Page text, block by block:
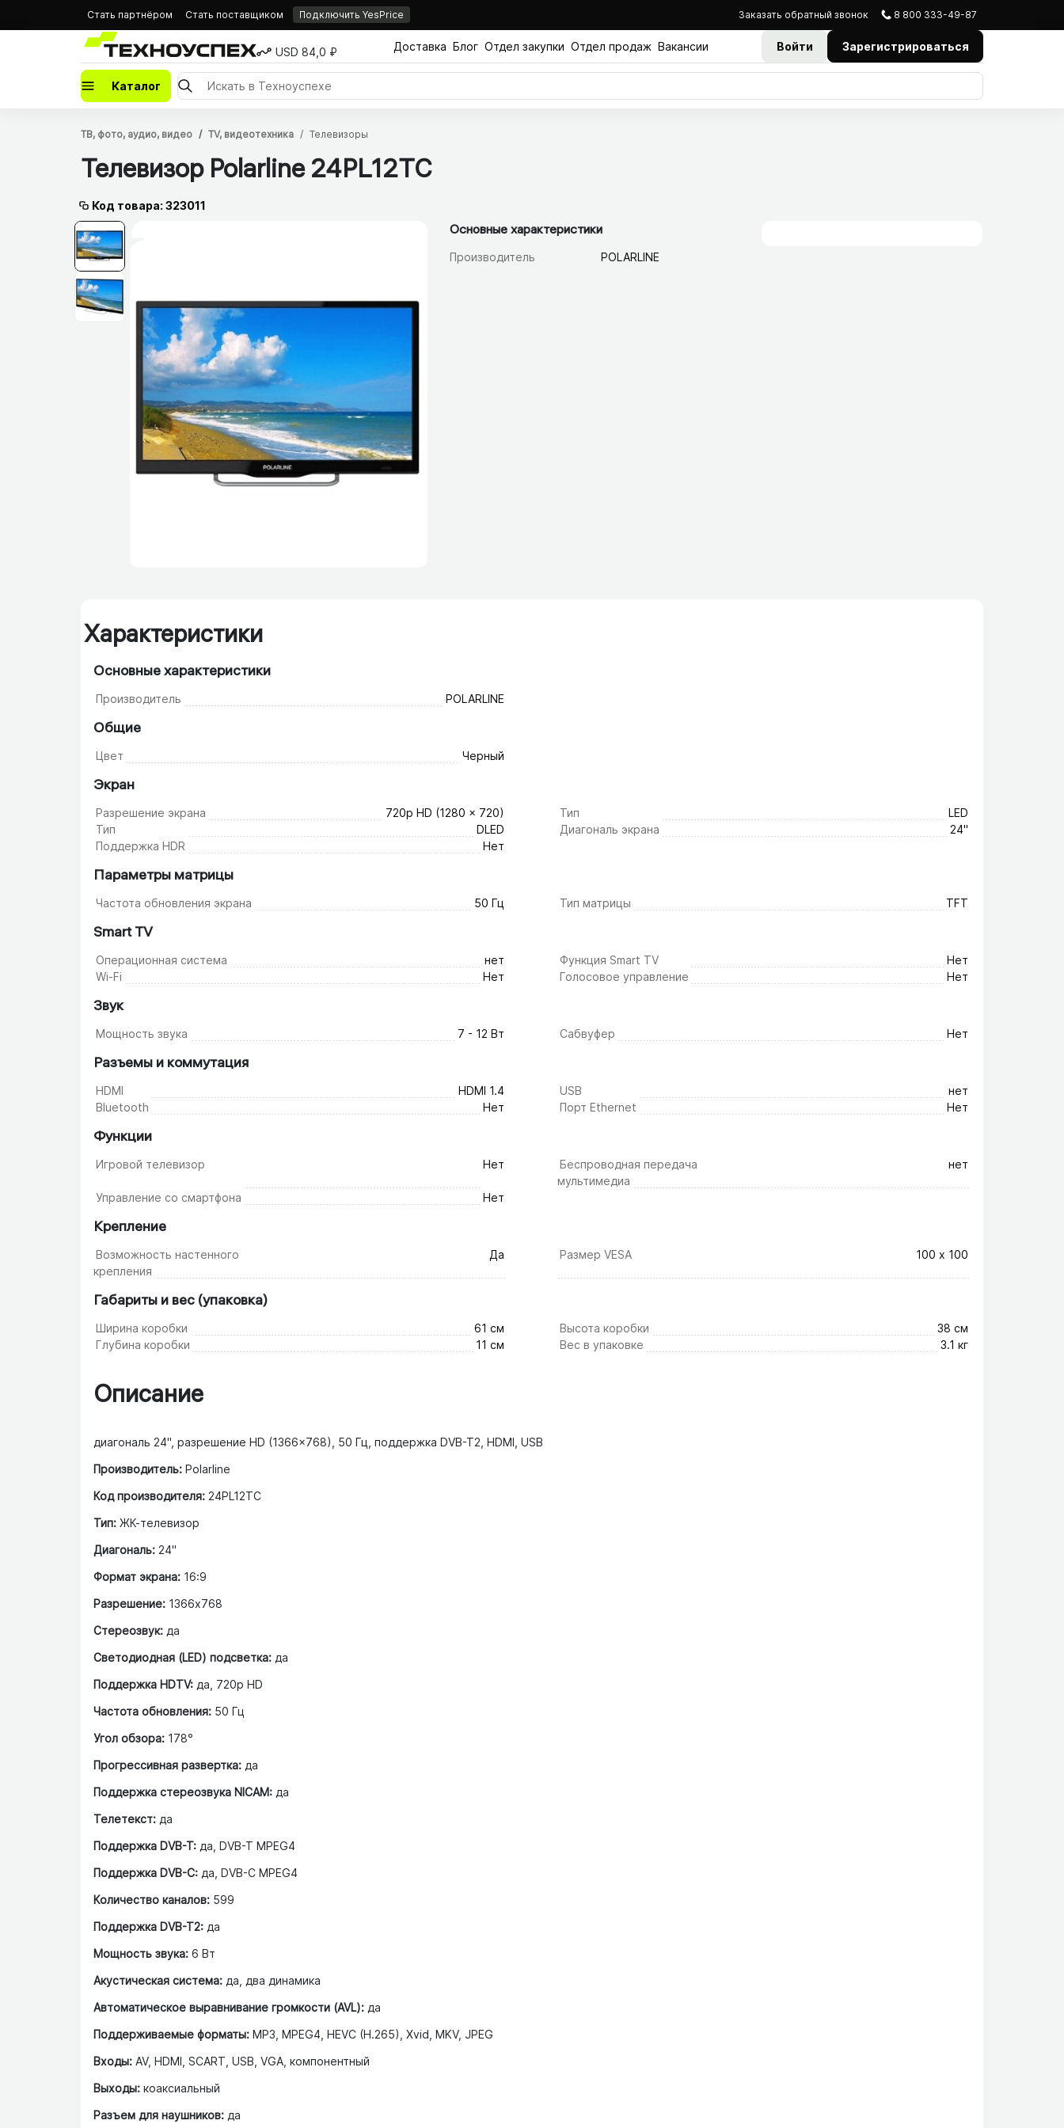
Стать партнёром Стать поставщиком Подключить YesPrice Заказать обратный звонок 8 800 333-49-87
USD 84,0 ₽ Доставка Блог Отдел закупки Отдел продаж Вакансии Войти Зарегистрироваться
Каталог
ТВ, фото, аудио, видео TV, видеотехника Телевизоры
Телевизор Polarline 24PL12TC
Код товара: 323011
Основные характеристики
Производитель POLARLINE
Характеристики
Основные характеристики
Производитель POLARLINE
Общие
Цвет Черный
Экран
Разрешение экрана 720р HD (1280 x 720) Тип
LED
Тип
DLED Диагональ экрана
24"
Поддержка HDR
Нет
Параметры матрицы
Частота обновления экрана 50 Гц Тип матрицы TFT
Smart TV
Операционная система нет Функция Smart TV
Нет
Wi-Fi
Нет Голосовое управление Нет
Звук
Мощность звука 7 - 12 Вт Сабвуфер Нет
Разъемы и коммутация
HDMI HDMI 1.4 USB
нет
Bluetooth
Нет Порт Ethernet Нет
Функции
Игровой телевизор Нет
Беспроводная передача
мультимедиа
нет
Управление со смартфона Нет
Крепление
Возможность настенного
крепления
Да Размер VESA 100 х 100
Габариты и вес (упаковка)
Ширина коробки 61 см Высота коробки
38 см
Глубина коробки
11 см Вес в упаковке 3.1 кг
Описание
диагональ 24", разрешение HD (1366x768), 50 Гц, поддержка DVB-T2, HDMI, USB
Производитель: Polarline
Код производителя: 24PL12TC
Тип: ЖК-телевизор
Диагональ: 24"
Формат экрана: 16:9
Разрешение: 1366x768
Стереозвук: да
Светодиодная (LED) подсветка: да
Поддержка HDTV: да, 720p HD
Частота обновления: 50 Гц
Угол обзора: 178°
Прогрессивная развертка: да
Поддержка стереозвука NICAM: да
Телетекст: да
Поддержка DVB-T: да, DVB-T MPEG4
Поддержка DVB-C: да, DVB-C MPEG4
Количество каналов: 599
Поддержка DVB-T2: да
Мощность звука: 6 Вт
Акустическая система: да, два динамика
Автоматическое выравнивание громкости (AVL): да
Поддерживаемые форматы: MP3, MPEG4, HEVC (H.265), Xvid, MKV, JPEG
Входы: AV, HDMI, SCART, USB, VGA, компонентный
Выходы: коаксиальный
Разъем для наушников: да